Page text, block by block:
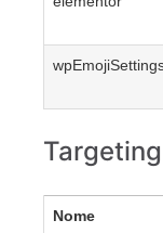
Targeting
Nome